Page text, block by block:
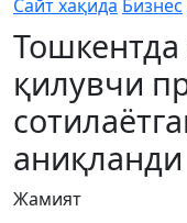
Сайт хақида Бизнес
қилувчи
аниқланди
Жамият